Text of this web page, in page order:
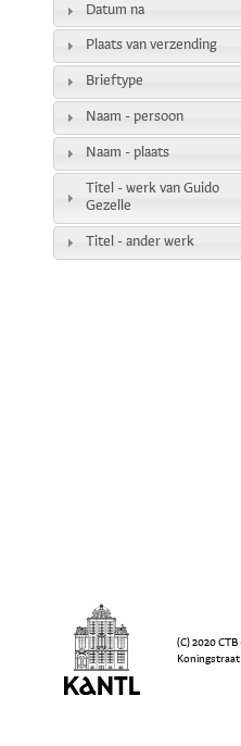
Datum na
Plaats van verzending
Brieftype
Naam - persoon
Naam - plaats
Titel - werk van Guido
Gezelle
Titel - ander werk
(C) 2020
Koningstraat